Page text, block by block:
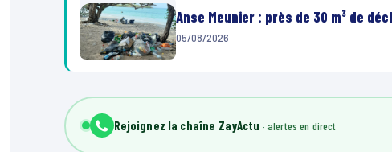
Anse Meunier : près de 30 m³ de
05/08/2026
Rejoignez la chaîne ZayActu